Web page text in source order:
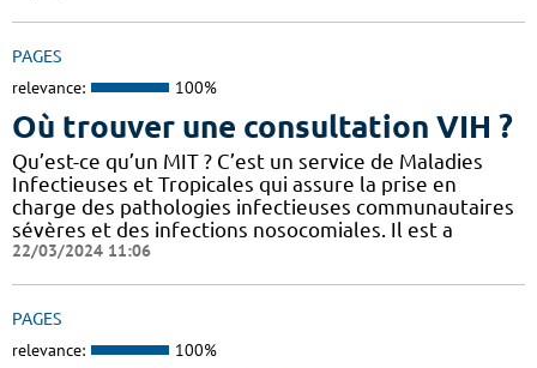
PAGES
relevance: 100%
Où trouver une consultation VIH ?
Qu’est-ce qu’un MIT ? C’est un service de Maladies
Infectieuses et Tropicales qui assure la prise en
charge des pathologies infectieuses communautaires
sévères et des infections nosocomiales. Il est a
22/03/2024 11:06
PAGES
relevance: 100%